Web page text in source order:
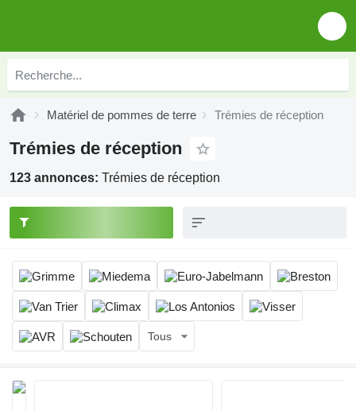
Matériel de pommes de terre Trémies de réception
Trémies de réception
123 annonces: Trémies de réception
Tous